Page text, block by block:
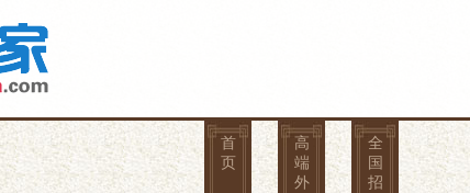
首
页
高
端
外
全
国
招